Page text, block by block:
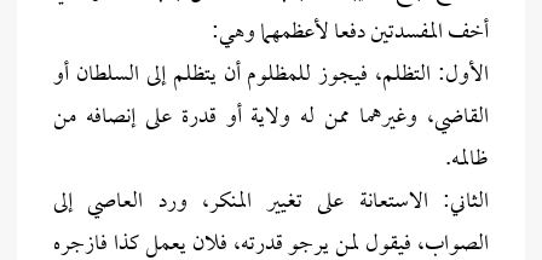
أخف المفسدتين دفعا لأعظمهما وهي:
الأول: التظلم، فيجوز للمظلوم أن يتظلم إلى السلطان أو
القاضي، وغيرهما ممن له ولاية أو قدرة على إنصافه من
ظالمه.
الثاني: الاستعانة على تغيير المنكر، ورد العاصي إلى
الصواب، فيقول لمن يرجو قدرته، فلان يعمل كذا فازجره